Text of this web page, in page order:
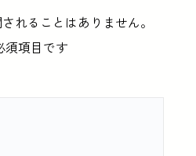
れることはありません。
須項目です